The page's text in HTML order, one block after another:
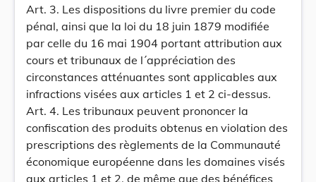
Art. 3. Les dispositions du livre premier du code
pénal, ainsi que la loi du 18 juin 1879 modifiée
par celle du 16 mai 1904 portant attribution aux
cours et tribunaux de l´appréciation des
circonstances atténuantes sont applicables aux
infractions visées aux articles 1 et 2 ci-dessus.
Art. 4. Les tribunaux peuvent prononcer la
confiscation des produits obtenus en violation des
prescriptions des règlements de la Communauté
économique européenne dans les domaines visés
aux articles 1 et 2, de même que des bénéfices